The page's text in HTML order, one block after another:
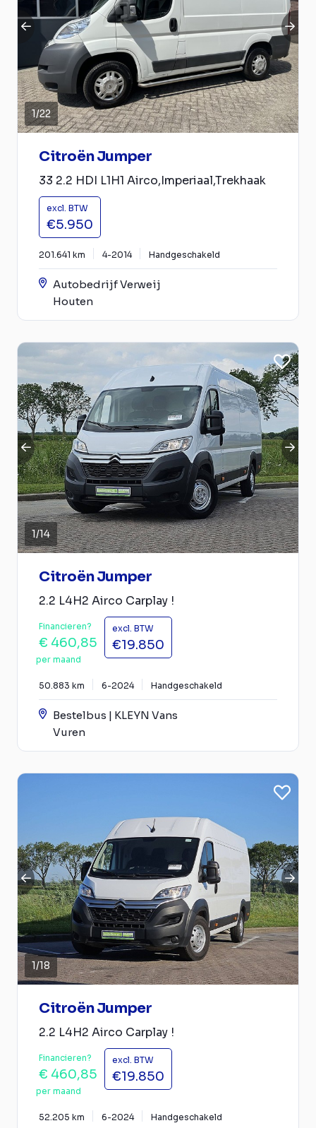
1/22
Citroën Jumper
33 2.2 HDI L1H1 Airco,Imperiaal,Trekhaak
excl. BTW
€5.950
201.641 km 4-2014 Handgeschakeld
Autobedrijf Verweij
Houten
1/14
Citroën Jumper
2.2 L4H2 Airco Carplay !
Financieren?
€ 460,85
per maand
excl. BTW
€19.850
50.883 km 6-2024 Handgeschakeld
Bestelbus | KLEYN Vans
Vuren
1/18
Citroën Jumper
2.2 L4H2 Airco Carplay !
Financieren?
€ 460,85
per maand
excl. BTW
€19.850
52.205 km 6-2024 Handgeschakeld